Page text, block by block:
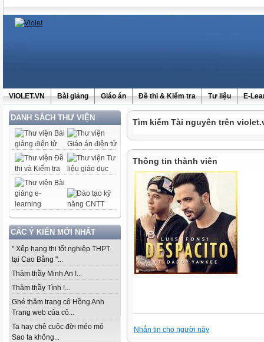
ViOLET.VN Bài giảng Giáo án Đề thi & Kiểm tra Tư liệu E-
DANH SÁCH THƯ VIỆN
CÁC Ý KIẾN MỚI NHẤT
" Xếp hạng thi tốt nghiệp THPT
tại Cao Bằng "...
Thăm thầy Minh An !...
Thăm thầy Tình !...
Ghé thăm trang cô Hồng Anh.
Trang web của cô...
Ta hay chê cuộc đời méo mó
Sao ta không...
Tìm kiếm Tài nguyên trên
Thông tin thành viên
Nhắn tin cho người này